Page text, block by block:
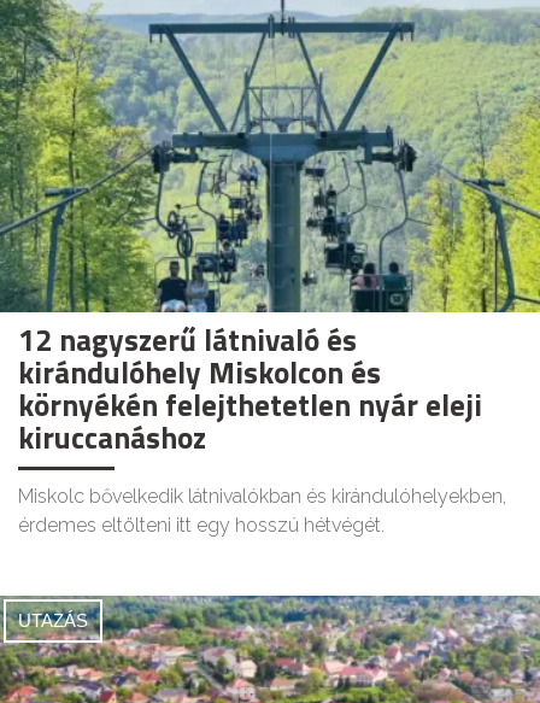
12 nagyszerű látnivaló és
kirándulóhely Miskolcon és
környékén felejthetetlen nyár eleji
kiruccanáshoz
Miskolc bővelkedik látnivalókban és kirándulóhelyekben,
érdemes eltölteni itt egy hosszú hétvégét.
UTAZÁS